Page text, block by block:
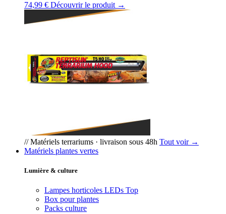
74,99 € Découvrir le produit →
// Matériels terrariums · livraison sous 48h Tout voir →
Matériels plantes vertes
Lumière & culture
Lampes horticoles LEDs Top
Box pour plantes
Packs culture